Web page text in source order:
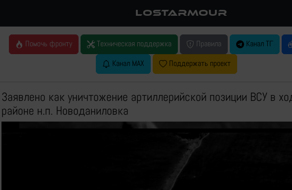
LOSTARMOUR
Помочь фронту Техническая поддержка Правила Канал ТГ
Канал MAX
Поддержать проект
Заявлено как уничтожение артиллерийской позиции ВСУ в
районе н.п. Новоданиловка